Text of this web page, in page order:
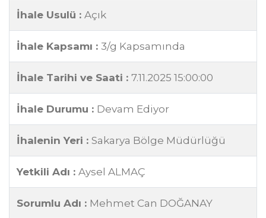
İhale Usulü : Açık
İhale Kapsamı : 3/g Kapsamında
İhale Tarihi ve Saati : 7.11.2025 15:00:00
İhale Durumu : Devam Ediyor
İhalenin Yeri : Sakarya Bölge Müdürlüğü
Yetkili Adı : Aysel ALMAÇ
Sorumlu Adı : Mehmet Can DOĞANAY